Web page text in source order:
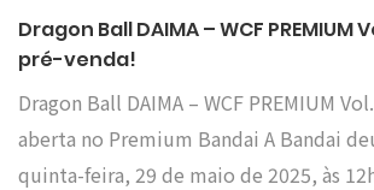
Dragon Ball DAIMA – WCF PREMIUM
pré-venda!
Dragon Ball DAIMA – WCF PREMIUM
aberta no Premium Bandai A Bandai
quinta-feira, 29 de maio de 2025, às